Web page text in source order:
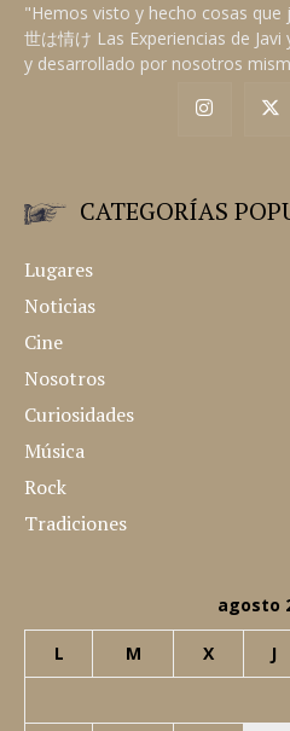
"Hemos visto y hecho cosas que
世は情け Las Experiencias de
y desarrollado por nosotros
CATEGORÍAS
Lugares
Noticias
Cine
Nosotros
Curiosidades
Música
Rock
Tradiciones
agosto
L M X J